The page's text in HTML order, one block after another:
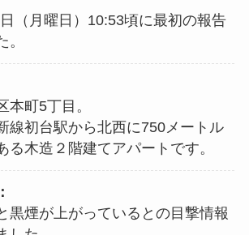
（月曜日）10:53頃に最初の報告
本町5丁目。
線初台駅から北西に750メートル
る木造２階建てアパートです。
黒煙が上がっているとの目撃情報